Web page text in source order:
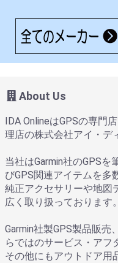
About Us
IDA OnlineはGPSの専門
理店の株式会社アイ・デ
当社はGarmin社のGPSを
びGPS関連アイテムを多
純正アクセサリーや地図
広く取り扱っております。
Garmin社製GPS製品販売
らではのサービス・アフ
その他にもアウトドア用